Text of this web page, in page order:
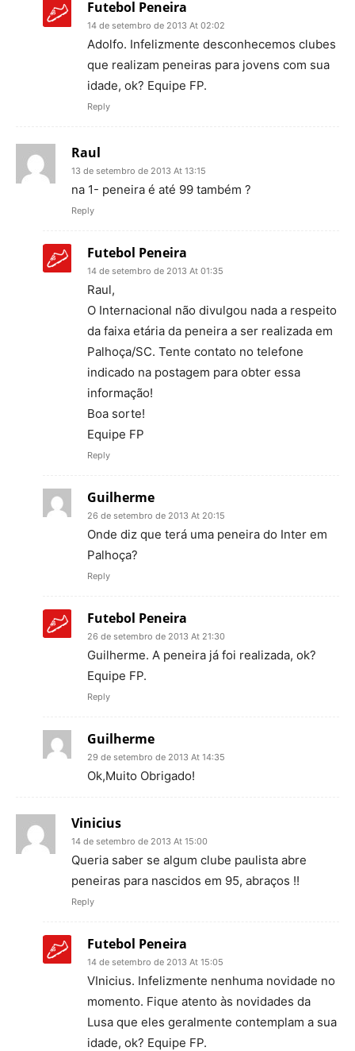
Futebol Peneira
14 de setembro de 2013 At 02:02
Adolfo. Infelizmente desconhecemos clubes
que realizam peneiras para jovens com sua
idade, ok? Equipe FP.
Reply
Raul
13 de setembro de 2013 At 13:15
na 1- peneira é até 99 também ?
Reply
Futebol Peneira
14 de setembro de 2013 At 01:35
Raul,
O Internacional não divulgou nada a respeito
da faixa etária da peneira a ser realizada em
Palhoça/SC. Tente contato no telefone
indicado na postagem para obter essa
informação!
Boa sorte!
Equipe FP
Reply
Guilherme
26 de setembro de 2013 At 20:15
Onde diz que terá uma peneira do Inter em
Palhoça?
Reply
Futebol Peneira
26 de setembro de 2013 At 21:30
Guilherme. A peneira já foi realizada, ok?
Equipe FP.
Reply
Guilherme
29 de setembro de 2013 At 14:35
Ok,Muito Obrigado!
Vinicius
14 de setembro de 2013 At 15:00
Queria saber se algum clube paulista abre
peneiras para nascidos em 95, abraços !!
Reply
Futebol Peneira
14 de setembro de 2013 At 15:05
VInicius. Infelizmente nenhuma novidade no
momento. Fique atento às novidades da
Lusa que eles geralmente contemplam a sua
idade, ok? Equipe FP.